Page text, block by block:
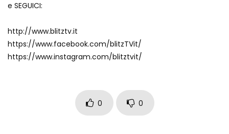
incidente
e SEGUICI:
http://www.blitztv.it
https://www.facebook.com/blitzTVit/
https://www.instagram.com/blitztvit/
0 0